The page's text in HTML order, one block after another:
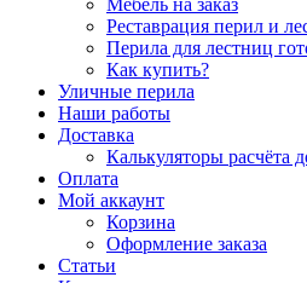
Реставрация перил и
Перила для лестниц
Как купить?
Уличные перила
Наши работы
Доставка
Калькуляторы расчёта
Оплата
Мой аккаунт
Корзина
Оформление заказа
Статьи